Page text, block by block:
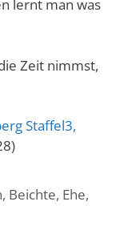
lernt man was
Zeit nimmst,
Staffel3,
, Beichte, Ehe,